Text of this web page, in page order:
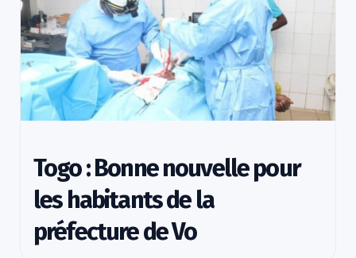
Togo : Bonne nouvelle pour
les habitants de la
préfecture de Vo